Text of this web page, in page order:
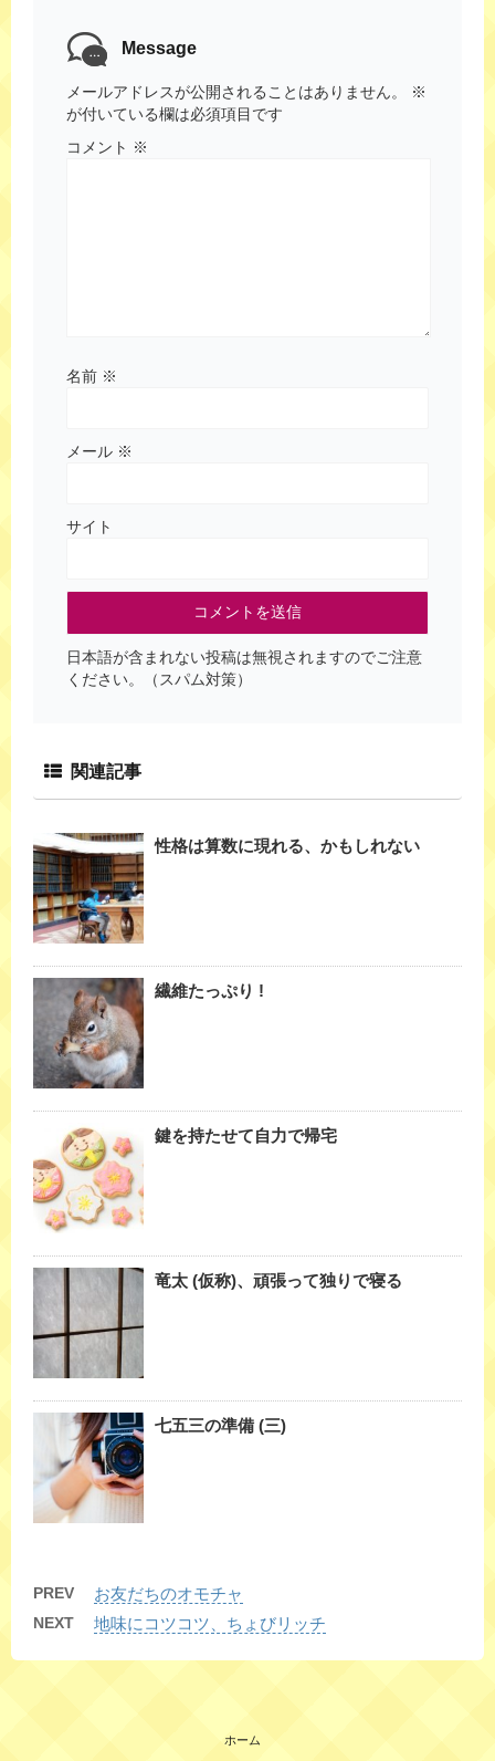
Message
メールアドレスが公開されることはありません。
※
が付いている欄は必須項目です
コメント ※
名前 ※
メール ※
サイト
日本語が含まれない投稿は無視されますのでご注意
ください。（スパム対策）
関連記事
性格は算数に現れる、かもしれない
繊維たっぷり !
鍵を持たせて自力で帰宅
竜太 (仮称)、頑張って独りで寝る
七五三の準備 (三)
PREV お友だちのオモチャ
NEXT 地味にコツコツ、ちょびリッチ
ホーム